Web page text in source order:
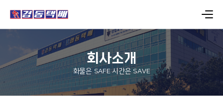
회사소개
화물은 SAFE 시간은 SAVE